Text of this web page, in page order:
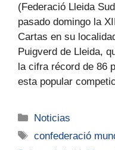
(Federació Lleida
pasado domingo la
Cartas en su
Puigverd de Lleida,
la cifra récord de 86
esta popular
Noticias
confederació